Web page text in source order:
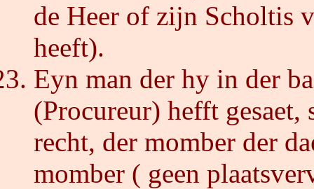
de Heer of zijn Scholtis
heeft).
Eyn man der hy in der
(Procureur) hefft
recht, der momber der
momber ( geen